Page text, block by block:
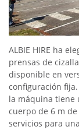
ALBIE HIRE ha
prensas de
disponible en
configuración
la máquina tiene
cuerpo de 6 m
servicios para